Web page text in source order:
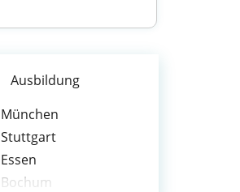
Ausbildung
München
Stuttgart
Essen
Bochum